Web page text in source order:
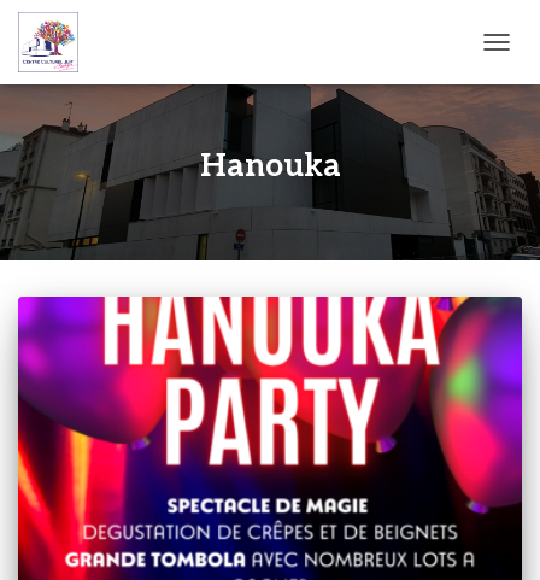
Hanouka